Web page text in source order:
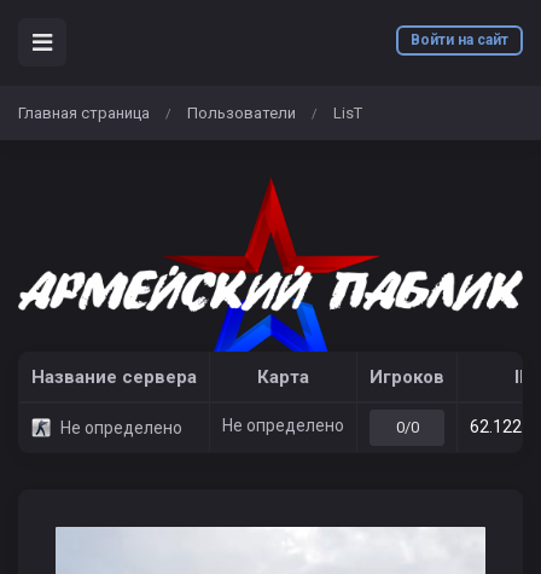
Войти на сайт
Главная страница / Пользователи / LisT
Название сервера Карта Игроков
Не определено Не определено 0/0